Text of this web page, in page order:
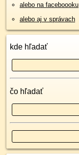
alebo na faceboooku
alebo aj v správach
kde hľadať
čo hľadať